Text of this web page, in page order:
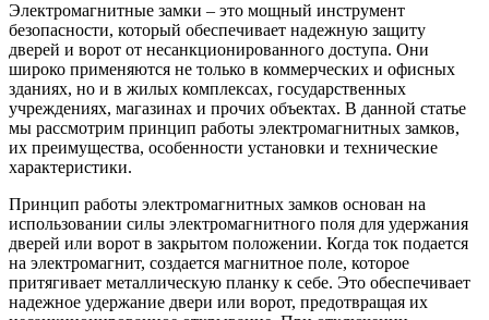
Электромагнитные замки – это мощный инструмент
безопасности, который обеспечивает надежную защиту
дверей и ворот от несанкционированного доступа. Они
широко применяются не только в коммерческих и офисных
зданиях, но и в жилых комплексах, государственных
учреждениях, магазинах и прочих объектах. В данной статье
мы рассмотрим принцип работы электромагнитных замков,
их преимущества, особенности установки и технические
характеристики.
Принцип работы электромагнитных замков основан на
использовании силы электромагнитного поля для удержания
дверей или ворот в закрытом положении. Когда ток подается
на электромагнит, создается магнитное поле, которое
притягивает металлическую планку к себе. Это обеспечивает
надежное удержание двери или ворот, предотвращая их